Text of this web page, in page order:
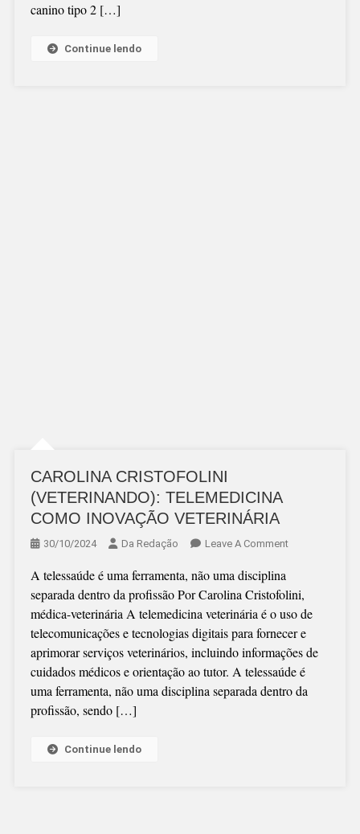
canino tipo 2 […]
Continue lendo
CAROLINA CRISTOFOLINI
(VETERINANDO): TELEMEDICINA
COMO INOVAÇÃO VETERINÁRIA
30/10/2024 Da Redação Leave A CommentOn
TELEMEDICINA
COMO
INOVAÇÃO
VETERINÁRIA
A telessaúde é uma ferramenta, não uma disciplina
separada dentro da profissão Por Carolina Cristofolini,
médica-veterinária A telemedicina veterinária é o uso de
telecomunicações e tecnologias digitais para fornecer e
aprimorar serviços veterinários, incluindo informações de
cuidados médicos e orientação ao tutor. A telessaúde é
uma ferramenta, não uma disciplina separada dentro da
profissão, sendo […]
Continue lendo